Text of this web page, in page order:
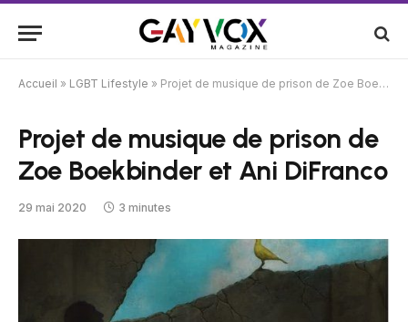
Accueil » LGBT Lifestyle » Projet de musique de prison de Zoe Boekbinder et Ani DiFranco
Projet de musique de prison de
Zoe Boekbinder et Ani DiFranco
29 mai 2020 3 minutes